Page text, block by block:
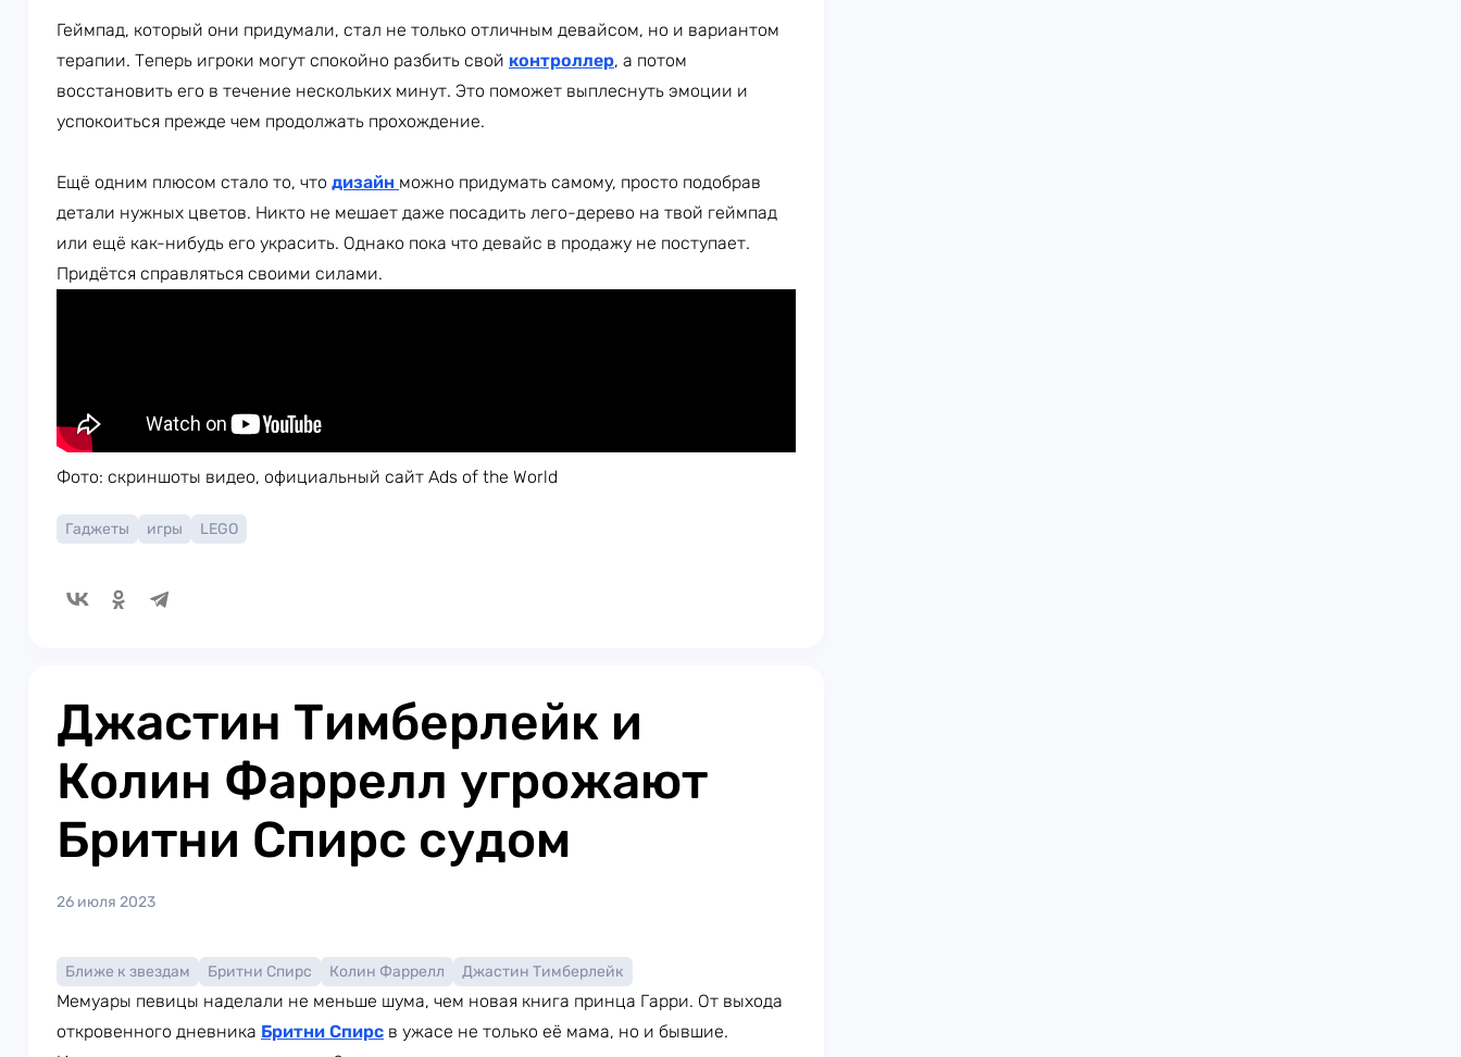
Геймпад, который они придумали, стал не только отличным девайсом, но и вариантом
терапии. Теперь игроки могут спокойно разбить свой контроллер, а потом
восстановить его в течение нескольких минут. Это поможет выплеснуть эмоции и
успокоиться прежде чем продолжать прохождение.
Ещё одним плюсом стало то, что дизайн можно придумать самому, просто подобрав
детали нужных цветов. Никто не мешает даже посадить лего-дерево на твой геймпад
или ещё как-нибудь его украсить. Однако пока что девайс в продажу не поступает.
Придётся справляться своими силами.
Фото: скриншоты видео, официальный сайт Ads of the World
Гаджеты игры LEGO
Джастин Тимберлейк и
Колин Фаррелл угрожают
Бритни Спирс судом
26 июля 2023
Ближе к звездам Бритни Спирс Колин Фаррелл Джастин Тимберлейк
Мемуары певицы наделали не меньше шума, чем новая книга принца Гарри. От выхода
откровенного дневника Бритни Спирс в ужасе не только её мама, но и бывшие.